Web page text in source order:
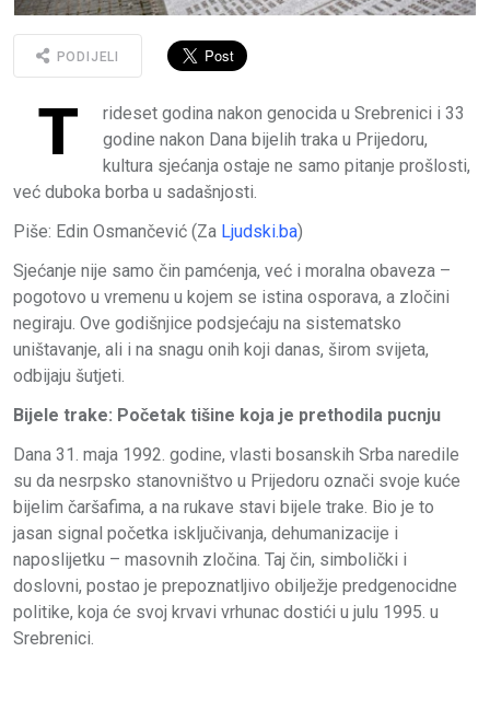
PODIJELI
T
rideset godina nakon genocida u Srebrenici i 33
godine nakon Dana bijelih traka u Prijedoru,
kultura sjećanja ostaje ne samo pitanje prošlosti,
već duboka borba u sadašnjosti.
Piše: Edin Osmančević (Za Ljudski.ba)
Sjećanje nije samo čin pamćenja, već i moralna obaveza –
pogotovo u vremenu u kojem se istina osporava, a zločini
negiraju. Ove godišnjice podsjećaju na sistematsko
uništavanje, ali i na snagu onih koji danas, širom svijeta,
odbijaju šutjeti.
Bijele trake: Početak tišine koja je prethodila pucnju
Dana 31. maja 1992. godine, vlasti bosanskih Srba naredile
su da nesrpsko stanovništvo u Prijedoru označi svoje kuće
bijelim čaršafima, a na rukave stavi bijele trake. Bio je to
jasan signal početka isključivanja, dehumanizacije i
naposlijetku – masovnih zločina. Taj čin, simbolički i
doslovni, postao je prepoznatljivo obilježje predgenocidne
politike, koja će svoj krvavi vrhunac dostići u julu 1995. u
Srebrenici.